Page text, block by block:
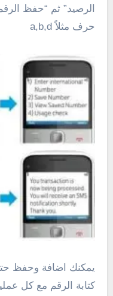
الرصيد” ثم “حفظ
حرف مثلاً a,b,d
كتابة الرقم مع كل